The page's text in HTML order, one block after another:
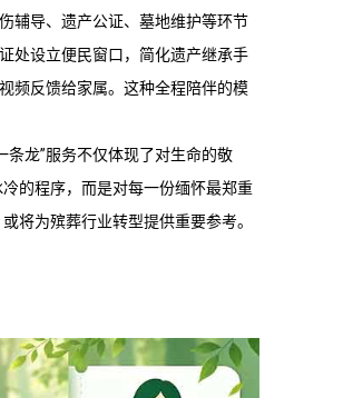
辅导、遗产公证、墓地维护等环节
处设立便民窗口，简化遗产继承手
频反馈给家属。这种全程陪伴的模
条龙”服务不仅体现了对生命的敬
的程序，而是对每一份缅怀最郑重
将为殡葬行业转型提供重要参考。